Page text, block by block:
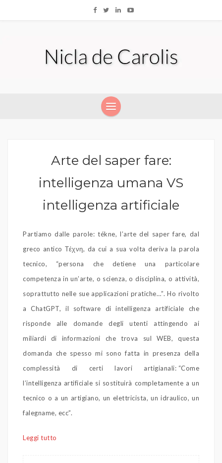
Arte del saper fare:
intelligenza umana VS
intelligenza artificiale
Partiamo dalle parole: tékne, l’arte del saper fare, dal
greco antico Τέχνη, da cui a sua volta deriva la parola
tecnico, “persona che detiene una particolare
competenza in un’arte, o scienza, o disciplina, o attività,
soprattutto nelle sue applicazioni pratiche…”. Ho rivolto
a ChatGPT, il software di intelligenza artificiale che
risponde alle domande degli utenti attingendo ai
miliardi di informazioni che trova sul WEB, questa
domanda che spesso mi sono fatta in presenza della
complessità di certi lavori artigianali: “Come
l’intelligenza artificiale si sostituirà completamente a un
tecnico o a un artigiano, un elettricista, un idraulico, un
falegname, ecc”.
Leggi tutto